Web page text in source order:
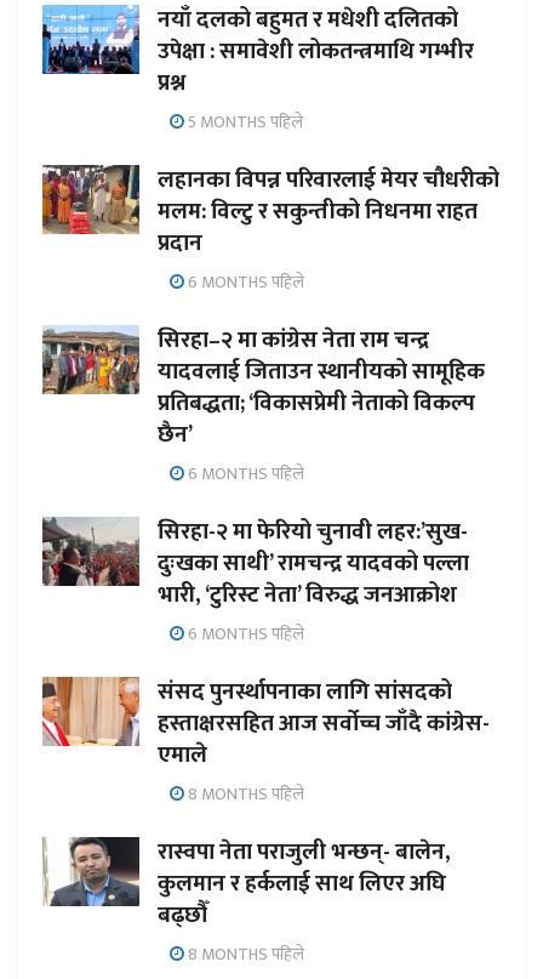
नयाँ दलको बहुमत र मधेशी दलितको
उपेक्षा : समावेशी लोकतन्त्रमाथि गम्भीर
प्रश्न
5 MONTHS पहिले
लहानका विपन्न परिवारलाई मेयर चौधरीको
मलम: विल्टु र सकुन्तीको निधनमा राहत
प्रदान
6 MONTHS पहिले
सिरहा–२ मा कांग्रेस नेता राम चन्द्र
यादवलाई जिताउन स्थानीयको सामूहिक
प्रतिबद्धता; ‘विकासप्रेमी नेताको विकल्प
छैन’
6 MONTHS पहिले
सिरहा-२ मा फेरियो चुनावी लहर:’सुख-
दुःखका साथी’ रामचन्द्र यादवको पल्ला
भारी, ‘टुरिस्ट नेता’ विरुद्ध जनआक्रोश
6 MONTHS पहिले
संसद पुनर्स्थापनाका लागि सांसदको
हस्ताक्षरसहित आज सर्वोच्च जाँदै कांग्रेस-
एमाले
8 MONTHS पहिले
रास्वपा नेता पराजुली भन्छन्- बालेन,
कुलमान र हर्कलाई साथ लिएर अघि
बढ्छौँ
8 MONTHS पहिले